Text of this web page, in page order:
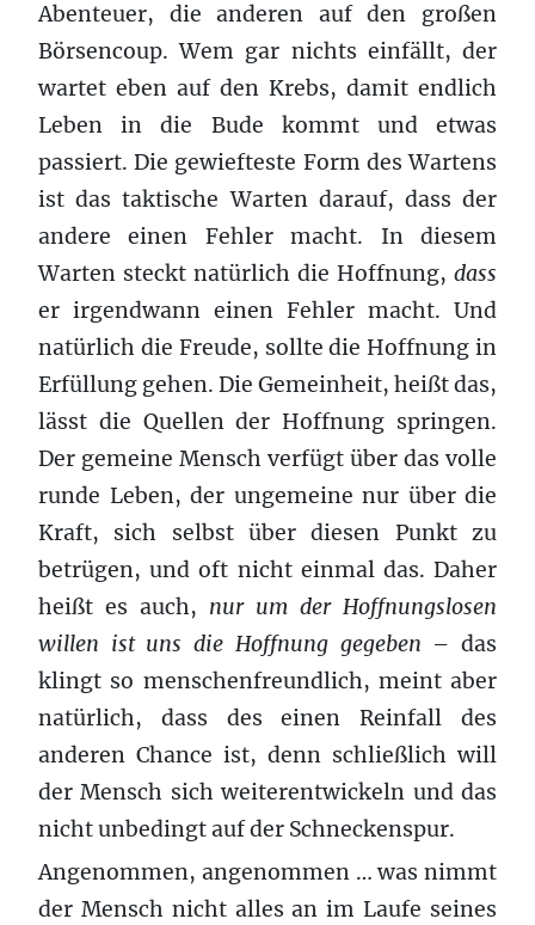
Abenteuer, die anderen auf den großen
Börsencoup. Wem gar nichts einfällt, der
wartet eben auf den Krebs, damit endlich
Leben in die Bude kommt und etwas
passiert. Die gewiefteste Form des Wartens
ist das taktische Warten darauf, dass der
andere einen Fehler macht. In diesem
Warten steckt natürlich die Hoffnung, dass
er irgendwann einen Fehler macht. Und
natürlich die Freude, sollte die Hoffnung in
Erfüllung gehen. Die Gemeinheit, heißt das,
lässt die Quellen der Hoffnung springen.
Der gemeine Mensch verfügt über das volle
runde Leben, der ungemeine nur über die
Kraft, sich selbst über diesen Punkt zu
betrügen, und oft nicht einmal das. Daher
heißt es auch, nur um der Hoffnungslosen
willen ist uns die Hoffnung gegeben – das
klingt so menschenfreundlich, meint aber
natürlich, dass des einen Reinfall des
anderen Chance ist, denn schließlich will
der Mensch sich weiterentwickeln und das
nicht unbedingt auf der Schneckenspur.
Angenommen, angenommen … was nimmt
der Mensch nicht alles an im Laufe seines